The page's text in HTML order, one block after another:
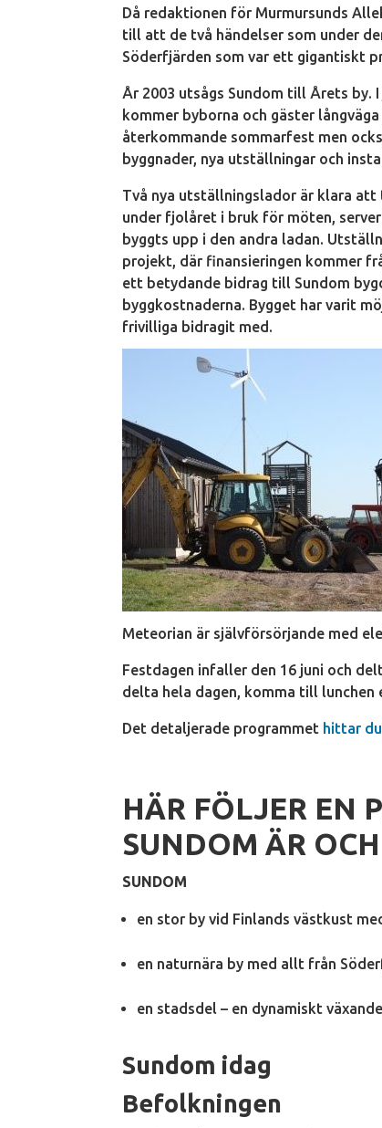
Då redaktionen för Murmursunds
till att de två händelser som under
Söderfjärden som var ett gigantiskt
År 2003 utsågs Sundom till Årets
kommer byborna och gäster
återkommande sommarfest men
byggnader, nya utställningar och
Två nya utställningslador är klara
under fjolåret i bruk för möten,
byggts upp i den andra ladan.
projekt, där finansieringen kommer
ett betydande bidrag till Sundom
byggkostnaderna. Bygget har varit
frivilliga bidragit med.
Meteorian är självförsörjande med
Festdagen infaller den 16 juni och
delta hela dagen, komma till
Det detaljerade programmet hittar
HÄR FÖLJER EN
SUNDOM ÄR
SUNDOM
en stor by vid Finlands västkust
en naturnära by med allt från
en stadsdel – en dynamiskt
Sundom idag
Befolkningen